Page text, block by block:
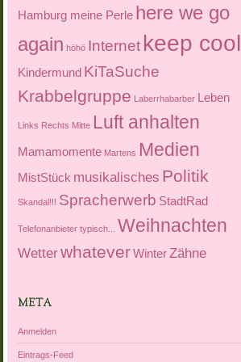
Hamburg meine Perle here we go
again höhö Internet keep cool
Kindermund KiTaSuche
Krabbelgruppe Laberrhabarber Leben
Links Rechts Mitte Luft anhalten
Mamamomente Martens Medien
MistStück musikalisches Politik
Skandal!!! Spracherwerb StadtRad
Telefonanbieter typisch... Weihnachten
Wetterwhatever Winter Zähne
META
Anmelden
Eintrags-Feed